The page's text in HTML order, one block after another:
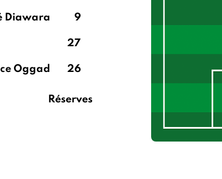
Diawara 9
27
Oggad 26
Réserves